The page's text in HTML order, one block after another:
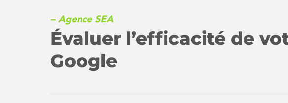
– Agence SEA
Évaluer l’efficacité de
Google